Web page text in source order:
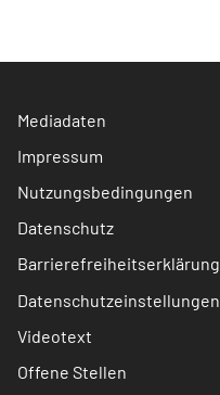
Mediadaten
Impressum
Nutzungsbedingungen
Datenschutz
Barrierefreiheitserklärung
Datenschutzeinstellungen
Videotext
Offene Stellen